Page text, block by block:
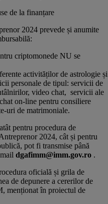
de la finanțare
2024 prevede și anumite
criptomonede NU se
activităților de astrologie și
personale de tipul: servicii de
video chat, servicii ale
on-line pentru consiliere
uri de matrimoniale.
pentru procedura de
2024, cât și pentru
pot fi transmise până
dgafimm@imm.gov.ro .
oficială și grila de
de depunere a cererilor de
, menționat în proiectul de